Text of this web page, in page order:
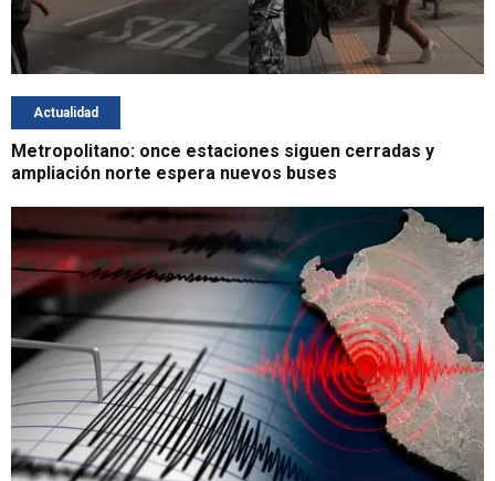
Actualidad
Metropolitano: once estaciones siguen cerradas y
ampliación norte espera nuevos buses